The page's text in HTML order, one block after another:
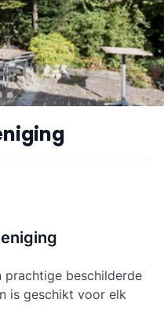
beschilderde
is geschikt voor elk